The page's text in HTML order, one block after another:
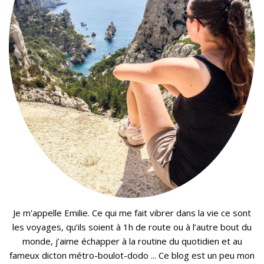
Je m'appelle Emilie. Ce qui me fait vibrer dans la vie ce sont
les voyages, qu’ils soient à 1h de route ou à l’autre bout du
monde, j’aime échapper à la routine du quotidien et au
fameux dicton métro-boulot-dodo ... Ce blog est un peu mon